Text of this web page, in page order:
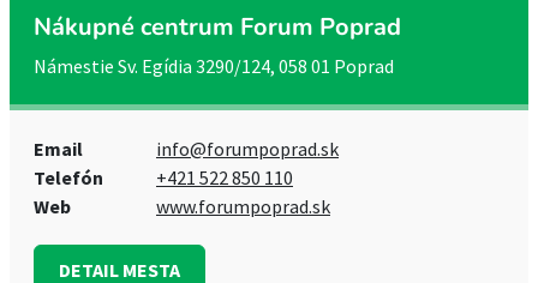
Nákupné centrum Forum Poprad
Námestie Sv. Egídia 3290/124, 058 01 Poprad
Email
info@forumpoprad.sk
Telefón
+421 522 850 110
Web
www.forumpoprad.sk
DETAIL MESTA